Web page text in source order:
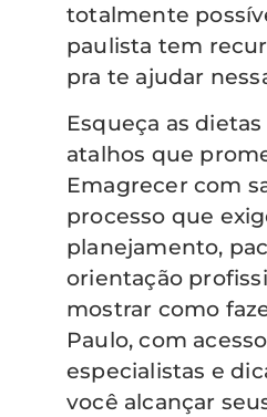
totalmente
paulista tem
pra te ajudar
Esqueça as
atalhos que
Emagrecer com
processo que
planejamento,
orientação
mostrar como
Paulo, com
especialistas e
você alcançar